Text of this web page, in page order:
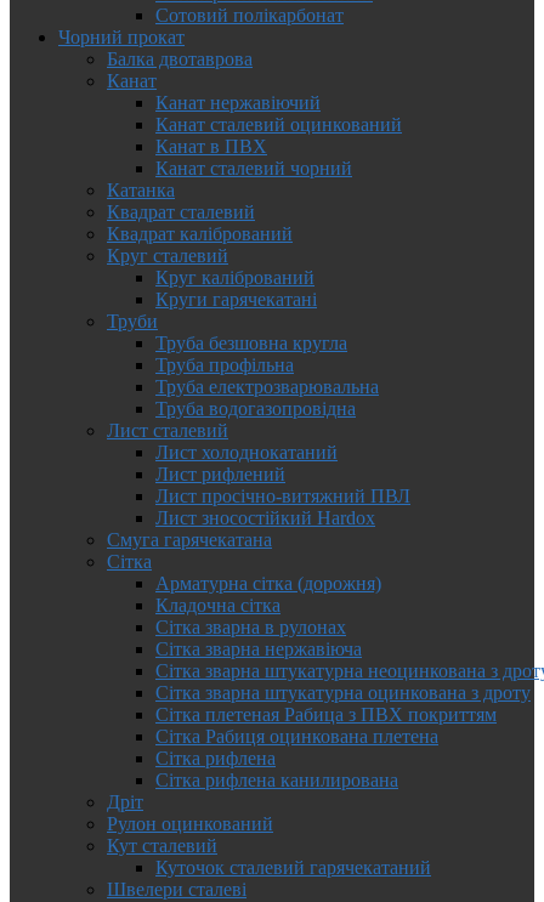
Сотовий полікарбонат
Чорний прокат
Балка двотаврова
Канат
Канат нержавіючий
Канат сталевий оцинкований
Канат в ПВХ
Канат сталевий чорний
Катанка
Квадрат сталевий
Квадрат калібрований
Круг сталевий
Круг калібрований
Круги гарячекатані
Труби
Труба безшовна кругла
Труба профільна
Труба електрозварювальна
Труба водогазопровідна
Лист сталевий
Лист холоднокатаний
Лист рифлений
Лист просічно-витяжний ПВЛ
Лист зносостійкий Hardox
Смуга гарячекатана
Сітка
Арматурна сітка (дорожня)
Кладочна сітка
Сітка зварна в рулонах
Сітка зварна нержавіюча
Сітка зварна штукатурна неоцинкована з
Сітка зварна штукатурна оцинкована з дроту
Сітка плетеная Рабица з ПВХ покриттям
Сітка Рабиця оцинкована плетена
Сітка рифлена
Сітка рифлена канилирована
Дріт
Рулон оцинкований
Кут сталевий
Куточок сталевий гарячекатаний
Швелери сталеві